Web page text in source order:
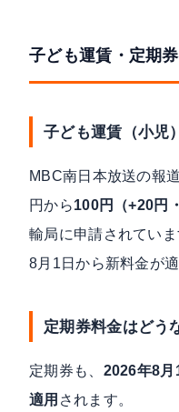
子ども運賃・定期
子ども運賃（小児
MBC南日本放送の報道
円から100円（+20円
輸局に申請されてい
8月1日から新料金が
定期券料金はどう
定期券も、 2026年8月
適用 されます。